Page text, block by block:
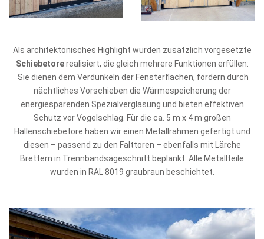
Als architektonisches Highlight wurden zusätzlich vorgesetzte
Schiebetorerealisiert, die gleich mehrere Funktionen erfüllen:
Sie dienen dem Verdunkeln der Fensterflächen, fördern durch
nächtliches Vorschieben die Wärmespeicherung der
energiesparenden Spezialverglasung und bieten effektiven
Schutz vor Vogelschlag. Für die ca. 5 m x 4 m großen
Hallenschiebetore haben wir einen Metallrahmen gefertigt und
diesen – passend zu den Falttoren – ebenfalls mit Lärche
Brettern in Trennbandsägeschnitt beplankt. Alle Metallteile
wurden in RAL 8019 graubraun beschichtet.